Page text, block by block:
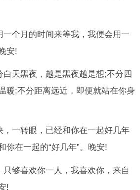
一个月的时间来等我，我便会用一
安!
白天黑夜，越是黑夜越是想;不分四
暖;不分距离远近，即便就站在你身
，一转眼，已经和你在一起好几年
你在一起的“好几年”。晚安!
只够喜欢你一人，我喜欢你，来自
!